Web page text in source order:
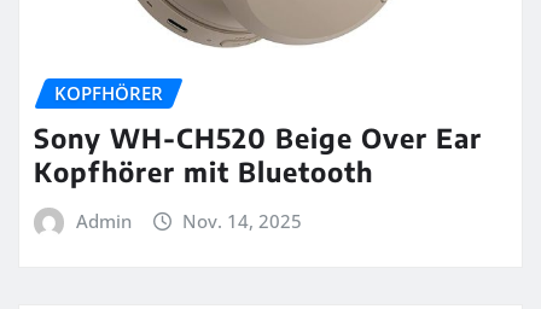
KOPFHÖRER
Sony WH-CH520 Beige Over Ear
Kopfhörer mit Bluetooth
Admin Nov. 14, 2025